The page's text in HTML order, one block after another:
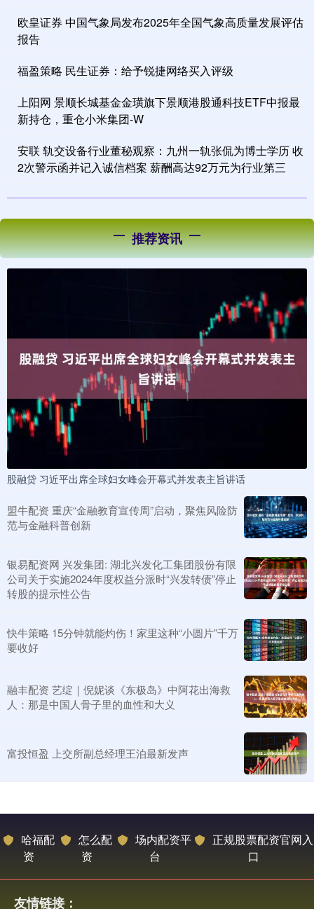
欧皇证券 中国气象局发布2025年全国气象高质量发展评估
报告
福盈策略 民生证券：给予锐捷网络买入评级
上阳网 景顺长城基金金璜旗下景顺港股通科技ETF中报最
新持仓，重仓小米集团-W
安联 轨交设备行业董秘观察：九州一轨张侃为博士学历 收
2次警示函并记入诚信档案 薪酬高达92万元为行业第三
推荐资讯
股融贷 习近平出席全球妇女峰会开幕式并发表主旨讲话
盟牛配资 重庆“金融教育宣传周”启动，聚焦风险防
范与金融科普创新
银易配资网 兴发集团: 湖北兴发化工集团股份有限
公司关于实施2024年度权益分派时“兴发转债”停止
转股的提示性公告
快牛策略 15分钟就能灼伤！家里这种“小圆片”千万
要收好
融丰配资 艺绽｜倪妮谈《东极岛》中阿花出海救
人：那是中国人骨子里的血性和大义
富投恒盈 上交所副总经理王泊最新发声
哈福配
资
怎么配
资
场内配资平
台
正规股票配资官网入
口
友情链接：